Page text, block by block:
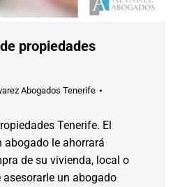
propiedades
Abogados Tenerife
Tenerife. El
abogado le ahorrará
de su vivienda, local o
asesorarle un abogado